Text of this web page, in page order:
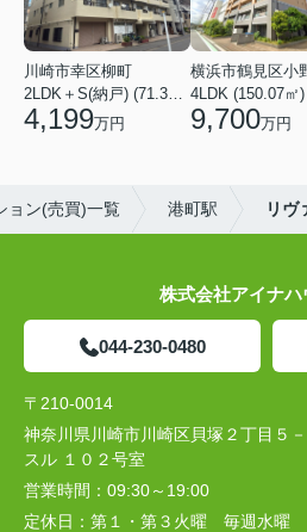
川崎市幸区柳町
4,199万円
横浜市鶴見区小
4LDK (150.07㎡)
9,700万円
ョン(売買)一覧 港町駅 リ
株式会社アイナハ
044-230-0480
〒210-0014
神奈川県川崎市川崎区貝塚２丁目５
スル １０２号室
営業時間： 09:30～19:00
定休日： 第１・第３火曜 毎週水曜